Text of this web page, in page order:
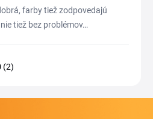
farby tiež zodpovedajú
tiež bez problémov…
(2)